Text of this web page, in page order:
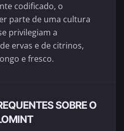
codificado, o
parte de uma cultura
privilegiam a
ervas e de citrinos,
e fresco.
SOBRE O